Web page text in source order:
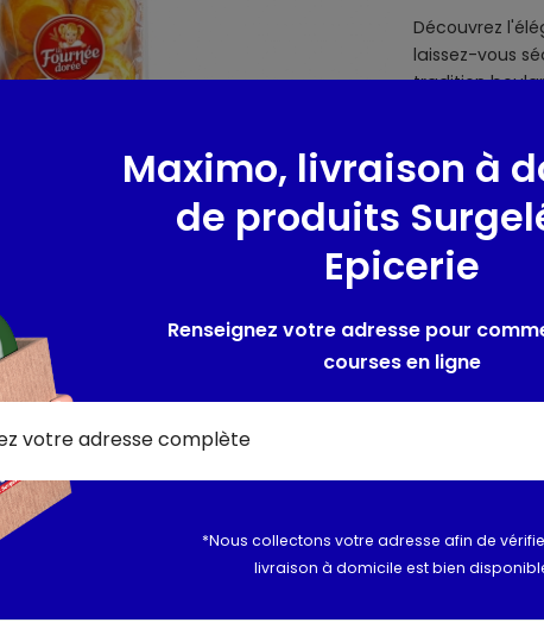
Découvrez
laissez-vous
tradition
Farine de
levure, arômes
sel, protéine
riz, sirop de
Traces
* Ingrédient
Valeurs
Maximo, livraison à
de produits
Epicerie
Renseignez votre adresse pour
courses en ligne
*Nous collectons votre adresse afin de
livraison à domicile est bien